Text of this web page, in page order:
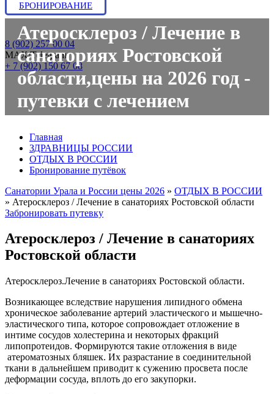
БРОНИРОВАНИЕ
8 (902) 257 00 04
МАХ/Telegram:
+ 7 (902) 150 67 08
Атеросклероз / Лечение в
санаториях Ростовской
области,цены на 2026 год -
путевки с лечением
Главная
ЗДРАВНИЦЫ РОССИИ
ОТДЫХ В РОССИИ
Бронирование путёвок
Санатории Урала и России цены 2026 » ОТДЫХ В РОССИИ
» Атеросклероз / Лечение в санаториях Ростовской области
Забронировать путевку
Атеросклероз / Лечение в санаториях
Ростовской области
Атеросклероз.Лечение в санаториях Ростовской области.
Возникающее вследствие нарушения липидного обмена
хроническое заболевание артерий эластического и мышечно-
эластического типа, которое сопровождает отложение в
интиме сосудов холестерина и некоторых фракций
липопротеидов. Формируются такие отложения в виде
атероматозных бляшек. Их разрастание в соединительной
ткани в дальнейшем приводит к сужению просвета после
деформации сосуда, вплоть до его закупорки.